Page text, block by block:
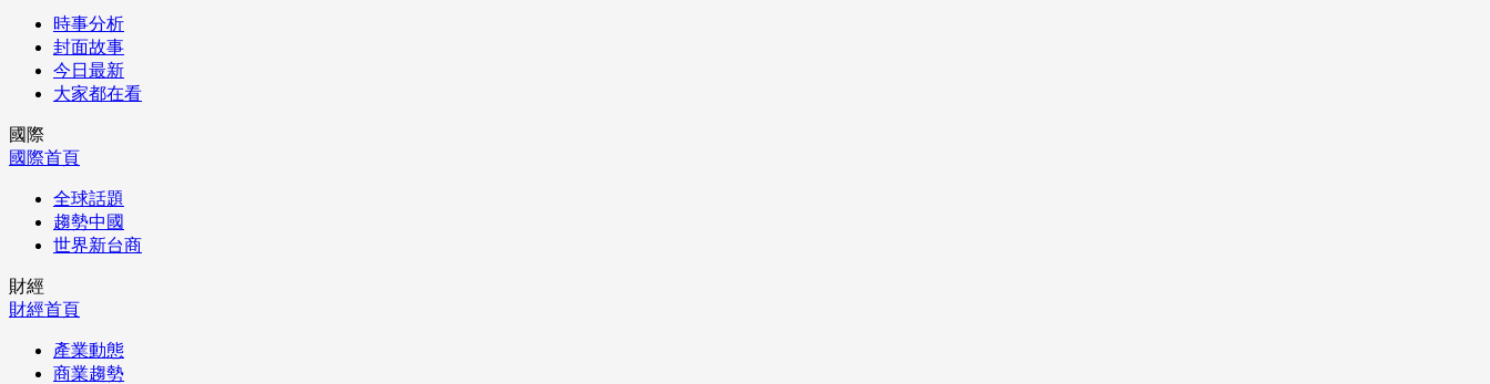
時事分析
封面故事
今日最新
大家都在看
國際
國際首頁
全球話題
趨勢中國
世界新台商
財經
財經首頁
產業動態
商業趨勢